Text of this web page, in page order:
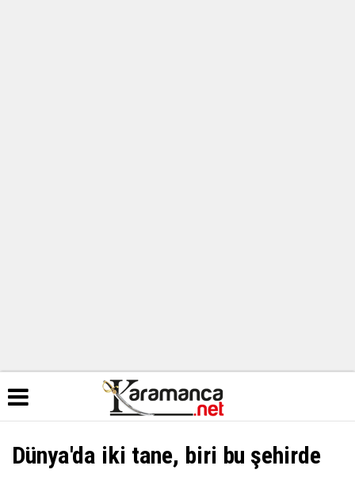
Dünya'da iki tane, biri bu şehirde